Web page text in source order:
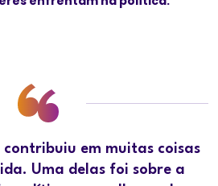
contribuiu em muitas coisas
Uma delas foi sobre a